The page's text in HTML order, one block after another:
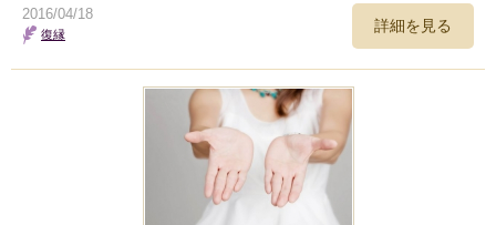
2016/04/18
復縁 詳細を見る